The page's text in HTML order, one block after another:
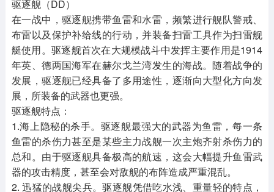
驱逐舰（DD）
在一战中，驱逐舰携带鱼雷和水雷，频繁进行舰队警戒、
布雷以及保护补给线的行动，并装备扫雷工具作为扫雷舰
艇使用。驱逐舰首次在大规模战斗中发挥主要作用是1914
年英、德两国海军在赫尔戈兰湾发生的海战。随着战争的
发展，驱逐舰已经具备了多用途性，逐渐向大型化方向发
展，所装备的武器也更强。
驱逐舰特点：
1.海上隐秘的杀手。驱逐舰最强大的武器为鱼雷，每一条
鱼雷的杀伤力甚至是某些主力战舰一次主炮齐射杀伤力的
总和。由于驱逐舰具备极高的航速，这会大幅提升鱼雷武
器的攻击精度，甚至会对敌舰的布阵造成严重混乱。
2. 迅猛的战舰尖兵。驱逐舰凭借吃水浅、重量轻的特点，